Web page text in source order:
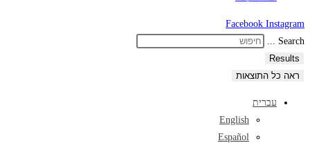
Facebook Instagram
Search ...
Results
ראה כל התוצאות
עברית
English
Español